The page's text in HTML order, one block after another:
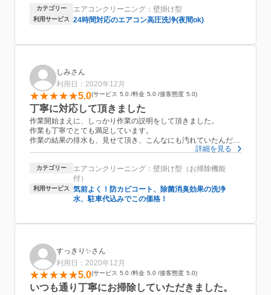
次にエアコンクリーニングした時には、まずずっと作業を見てい
てください、そして高圧洗浄使っているのか聞いてくださいと言
われました。
そんなことはないですと。
大変応対もよく、綺麗にしていただけ、助かりました。何よりビ
スのこと…
ありがとうございました。
キャッシュレスを導入して頂けたらいいなぁと思います。
どうぞご検討のほどお願い致します。
カテゴリー エアコンクリーニング：壁掛け型
利用サービス 24時間対応のエアコン高圧洗浄(夜間ok)
しみさん
利用日：2020年12月
5.0 サービス 5.0 料金 5.0 接客態度 5.0
丁寧に対応して頂きました
作業開始まえに、しっかり作業の説明をして頂きました。
作業も丁寧でとても満足しています。
作業の結果の排水も、見せて頂き、こんなにも汚れていたんだと
びっくりしました。その排水については、持ち帰って頂き、気を
時間程度ととてもテキパキとした作業でした。
詳細を見る
カテゴリー
エアコンクリーニング：壁掛け型（お掃除機能
付）
利用サービス
気前よく！防カビコート、除菌消臭効果の洗浄
水、駐車代込みでこの価格！
すっきり✨さん
利用日：2020年12月
5.0 サービス 5.0 料金 5.0 接客態度 5.0
いつも通り丁寧にお掃除していただきました。